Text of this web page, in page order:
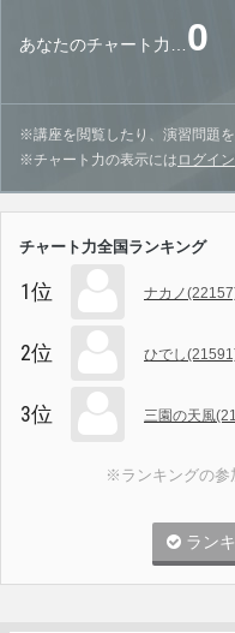
あなたのチャート力…0
※講座を閲覧したり、演習問題
※チャート力の表示には ログイン
チャート力全国ランキング
1位 ナカノ
2位 ひでし
3位 三園の天風
※ランキングの参
ラン